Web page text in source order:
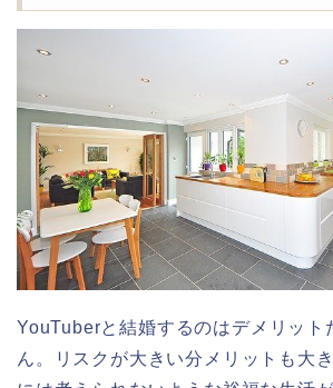
YouTuberと結婚するのはデメリット
ん。リスクが大きい分メリットも大